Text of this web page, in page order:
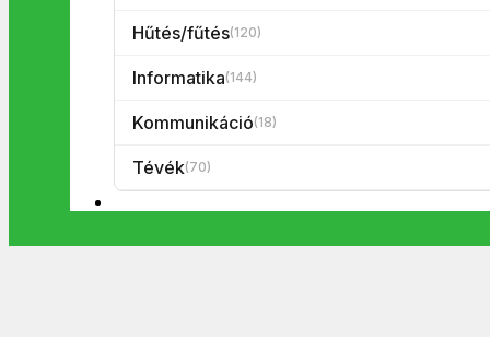
Hűtés/fűtés(120)
Informatika(144)
Kommunikáció(18)
Tévék(70)